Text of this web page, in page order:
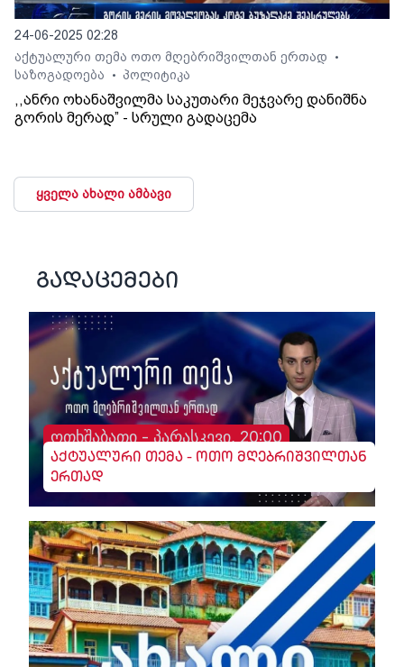
24-06-2025 02:28
აქტუალური თემა ოთო მღებრიშვილთან ერთად
•
საზოგადოება • პოლიტიკა
,,ანრი ოხანაშვილმა საკუთარი მეჯვარე დანიშნა
გორის მერად” - სრული გადაცემა
ყველა ახალი ამბავი
გადაცემები
ოთხშაბათი - პარასკევი, 20:00
აქტუალური თემა - ოთო მღებრიშვილთან
ერთად